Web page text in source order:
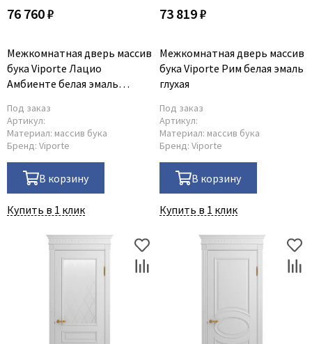
76 760 ₽
Межкомнатная дверь массив
бука Viporte Лацио
Амбиенте белая эмаль
4
Под заказ
Артикул:
Материал: массив бука
Бренд: Viporte
В корзину
Купить в 1 клик
73 819 ₽
Межкомнатная дверь массив
бука Viporte Рим белая эмаль
глухая
Под заказ
Артикул:
Материал: массив бука
Бренд: Viporte
В корзину
Купить в 1 клик